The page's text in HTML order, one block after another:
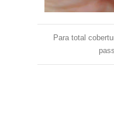
Para total